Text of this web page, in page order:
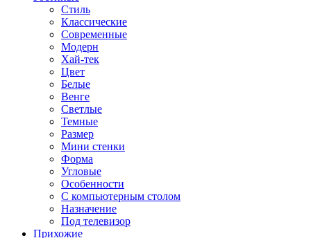
Стиль
Классические
Современные
Модерн
Хай-тек
Цвет
Белые
Венге
Светлые
Темные
Размер
Мини стенки
Форма
Угловые
Особенности
С компьютерным столом
Назначение
Под телевизор
Прихожие